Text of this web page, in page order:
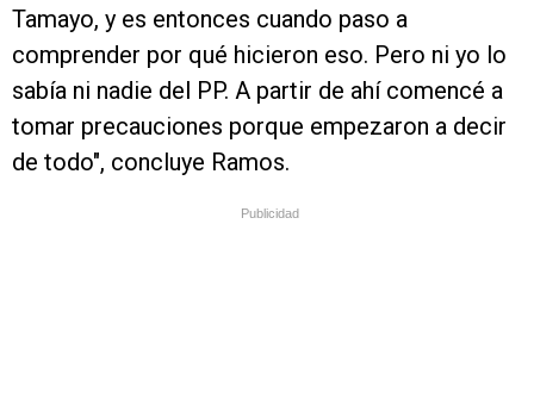
Tamayo, y es entonces cuando paso a
comprender por qué hicieron eso. Pero ni yo lo
sabía ni nadie del PP. A partir de ahí comencé a
tomar precauciones porque empezaron a decir
de todo", concluye Ramos.
Publicidad